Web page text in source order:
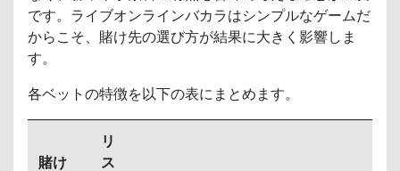
です。ライブオンラインバカラはシンプルなゲームだ
からこそ、賭け先の選び方が結果に大きく影響しま
す。
各ベットの特徴を以下の表にまとめます。
賭け
リ
ス